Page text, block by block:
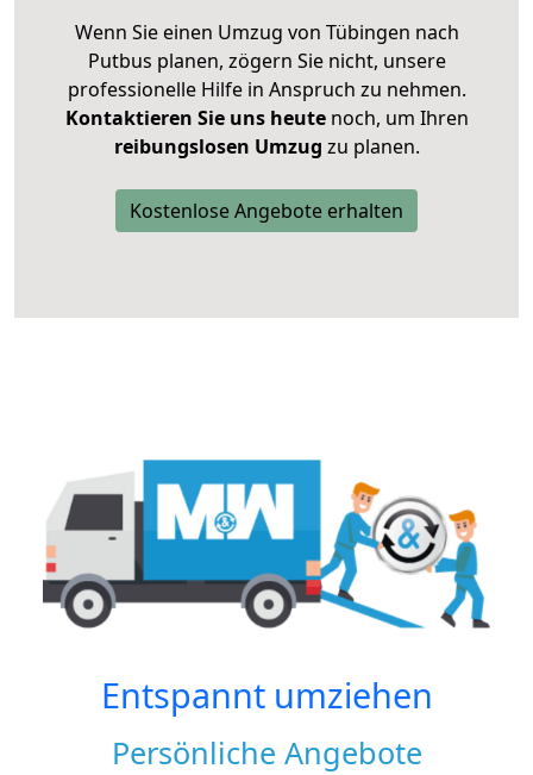
Wenn Sie einen Umzug von Tübingen nach
Putbus planen, zögern Sie nicht, unsere
professionelle Hilfe in Anspruch zu nehmen.
Kontaktieren Sie uns heutenoch, um Ihren
reibungslosen Umzug zu planen.
Kostenlose Angebote erhalten
Entspannt umziehen
Persönliche Angebote